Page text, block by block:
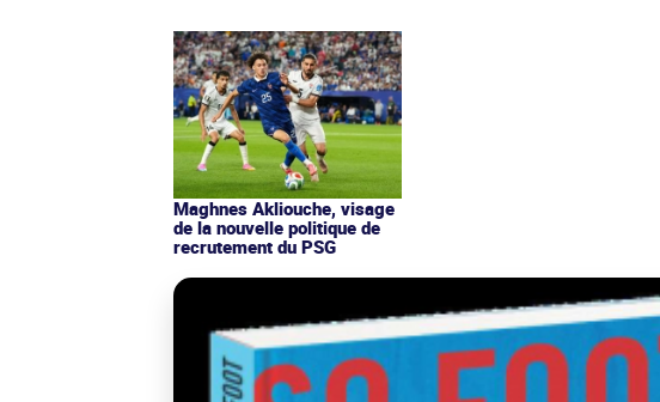
Maghnes Akliouche, visage
de la nouvelle politique de
recrutement du PSG